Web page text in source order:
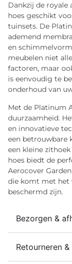
Dankzij de royale
hoes geschikt
tuinsets. De
ademend
en
meubelen niet
factoren, maar
is eenvoudig te
onderhoud van
Met de Platinum
duurzaamheid.
en innovatieve
een betrouwbare
een kleine
hoes biedt de
Aerocover
die komt met het
beschermd zijn.
Bezorgen &
Retourneren